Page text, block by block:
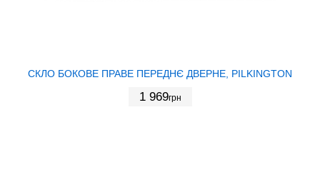
СКЛО БОКОВЕ ПРАВЕ ПЕРЕДНЄ ДВЕРНЕ, PILKINGTON
1 969грн